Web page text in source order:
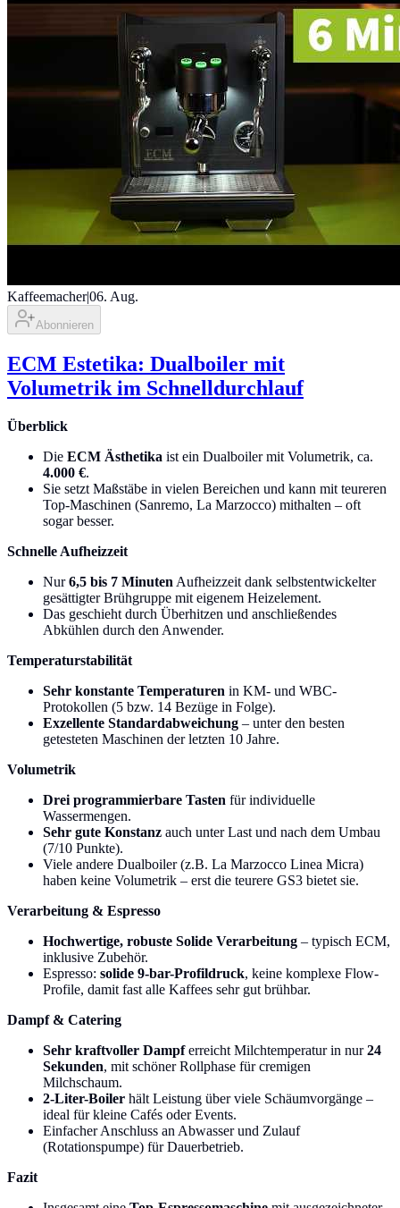
Kaffeemacher|06. Aug.
Abonnieren
ECM Estetika: Dualboiler mit
Volumetrik im Schnelldurchlauf
Überblick
Die ECM Ästhetika ist ein Dualboiler mit Volumetrik, ca.
4.000 €.
Sie setzt Maßstäbe in vielen Bereichen und kann mit teureren
Top-Maschinen (Sanremo, La Marzocco) mithalten – oft
sogar besser.
Schnelle Aufheizzeit
Nur6,5 bis 7 Minuten Aufheizzeit dank selbstentwickelter
gesättigter Brühgruppe mit eigenem Heizelement.
Das geschieht durch Überhitzen und anschließendes
Abkühlen durch den Anwender.
Temperaturstabilität
Sehr konstante Temperaturen in KM- und WBC-
Protokollen (5 bzw. 14 Bezüge in Folge).
Exzellente Standardabweichung – unter den besten
getesteten Maschinen der letzten 10 Jahre.
Volumetrik
Drei programmierbare Tasten für individuelle
Wassermengen.
Sehr gute Konstanz auch unter Last und nach dem Umbau
(7/10 Punkte).
Viele andere Dualboiler (z.B. La Marzocco Linea Micra)
haben keine Volumetrik – erst die teurere GS3 bietet sie.
Verarbeitung & Espresso
Hochwertige, robuste Solide Verarbeitung – typisch ECM,
inklusive Zubehör.
Espresso: solide 9-bar-Profildruck, keine komplexe Flow-
Profile, damit fast alle Kaffees sehr gut brühbar.
Dampf & Catering
Sehr kraftvoller Dampferreicht Milchtemperatur in nur24
Sekunden, mit schöner Rollphase für cremigen
Milchschaum.
2-Liter-Boiler hält Leistung über viele Schäumvorgänge –
ideal für kleine Cafés oder Events.
Einfacher Anschluss an Abwasser und Zulauf
(Rotationspumpe) für Dauerbetrieb.
Fazit